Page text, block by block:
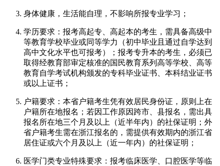
身体健康，生活能自理，不影响所报专业学习；
学历要求：报考高起专、高起本的考生，需具备高级中
等教育学校毕业或同等学力（初中毕业且通过自学达到
高中文化水平也可报考）；报考专升本的考生，必须已
取得经教育部审定核准的国民教育系列高等学校、高等
教育自学考试机构颁发的专科毕业证书、本科结业证书
或以上证书；
户籍要求：本省户籍考生凭有效居民身份证，原则上在
户籍所在地报名；若因工作原因跨市、县报名，需出具
报名所在地三个月及以上（近半年内）的社保证明；外
省户籍考生需在浙江报名的，需提供有效期内的浙江省
居住证或六个月及以上（近一年内）的社保证明；
医学门类专业特殊要求：报考临床医学、口腔医学等临